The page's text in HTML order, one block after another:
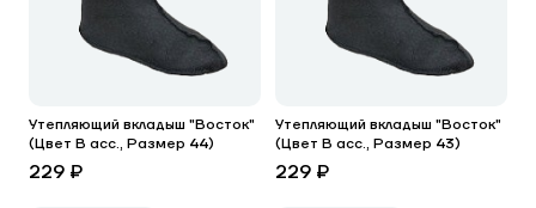
Утепляющий вкладыш "Восток"
(Цвет В асс., Размер 44)
229 ₽
Утепляющий вкладыш "Восток"
(Цвет В асс., Размер 43)
229 ₽